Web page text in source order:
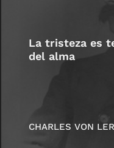
La tristeza es
del alma
CHARLES VON